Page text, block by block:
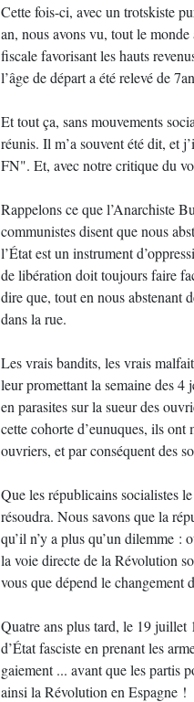
Cette fois-ci, avec un trotskiste
an, nous avons vu, tout le
fiscale favorisant les hauts
l’âge de départ a été relevé de
Et tout ça, sans mouvements
réunis. Il m’a souvent été dit, et
FN". Et, avec notre critique du
Rappelons ce que l’Anarchiste
communistes disent que nous
l’État est un instrument
de libération doit toujours faire
dire que, tout en nous abstenant
dans la rue.
Les vrais bandits, les vrais
leur promettant la semaine des
en parasites sur la sueur des
cette cohorte d’eunuques, ils ont
ouvriers, et par conséquent des
Que les républicains socialistes
résoudra. Nous savons que la
qu’il n’y a plus qu’un dilemme :
la voie directe de la Révolution
vous que dépend le changement
Quatre ans plus tard, le 19 juillet
d’État fasciste en prenant les
gaiement ... avant que les partis
ainsi la Révolution en Espagne !